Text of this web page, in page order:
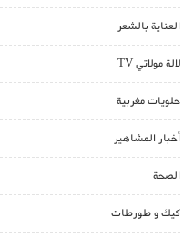
العناية بالشعر
لالة مولاتي TV
حلويات مغربية
أخبار المشاهير
الصحة
كيك و طورطات